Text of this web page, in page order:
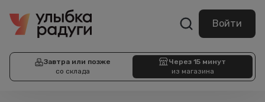
Войти
Завтра или позже
со склада
Через 15 минут
из магазина